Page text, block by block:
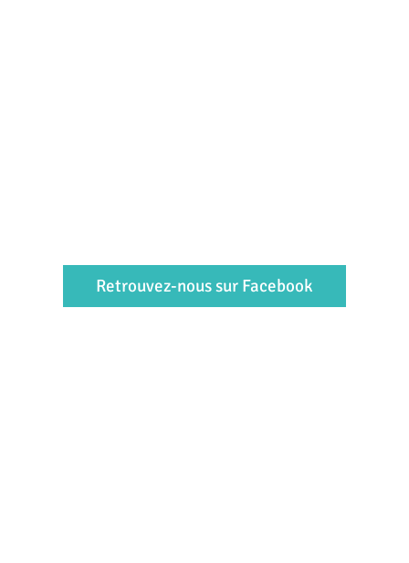
Retrouvez-nous sur Facebook